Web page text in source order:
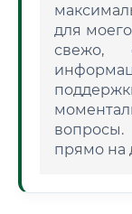
для
свежо,
прямо на